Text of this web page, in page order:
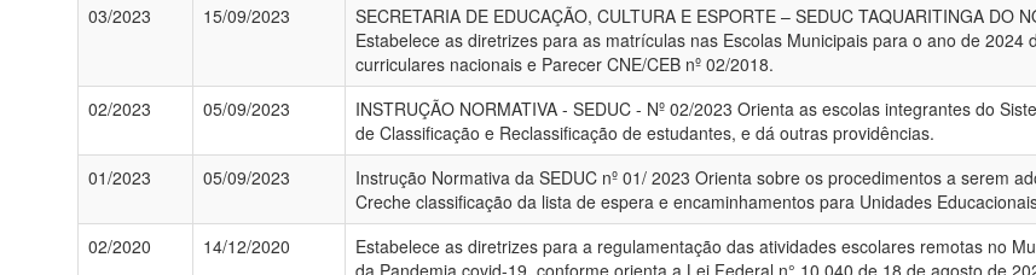
03/2023 15/09/2023
SECRETARIA DE EDUCAÇÃO, CULTURA E ESPORTE – SEDUC TAQUARITINGA DO
Estabelece as diretrizes para as matrículas nas Escolas Municipais para o ano de 2024
curriculares nacionais e Parecer CNE/CEB nº 02/2018.
02/2023 05/09/2023
INSTRUÇÃO NORMATIVA - SEDUC - Nº 02/2023 Orienta as escolas integrantes do
de Classificação e Reclassificação de estudantes, e dá outras providências.
01/2023 05/09/2023
Instrução Normativa da SEDUC nº 01/ 2023 Orienta sobre os procedimentos a serem
Creche classificação da lista de espera e encaminhamentos para Unidades
02/2020 14/12/2020
Estabelece as diretrizes para a regulamentação das atividades escolares remotas no